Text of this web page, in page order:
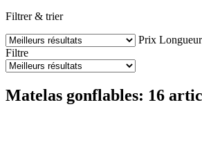
Filtrer & trier
Prix
Filtre
Matelas gonflables: 16